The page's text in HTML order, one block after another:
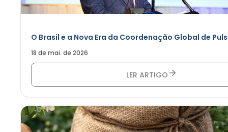
O Brasil e a Nova Era da Coordenação Global de
18 de mai. de 2026
LER ARTIGO